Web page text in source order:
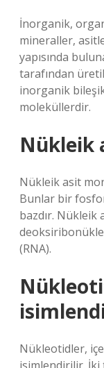
İnorganik,
mineraller,
yapısında
tarafından
inorganik
moleküllerdir.
Nükleik
Nükleik asit
Bunlar bir
bazdır.
(RNA).
Nükleotidler,